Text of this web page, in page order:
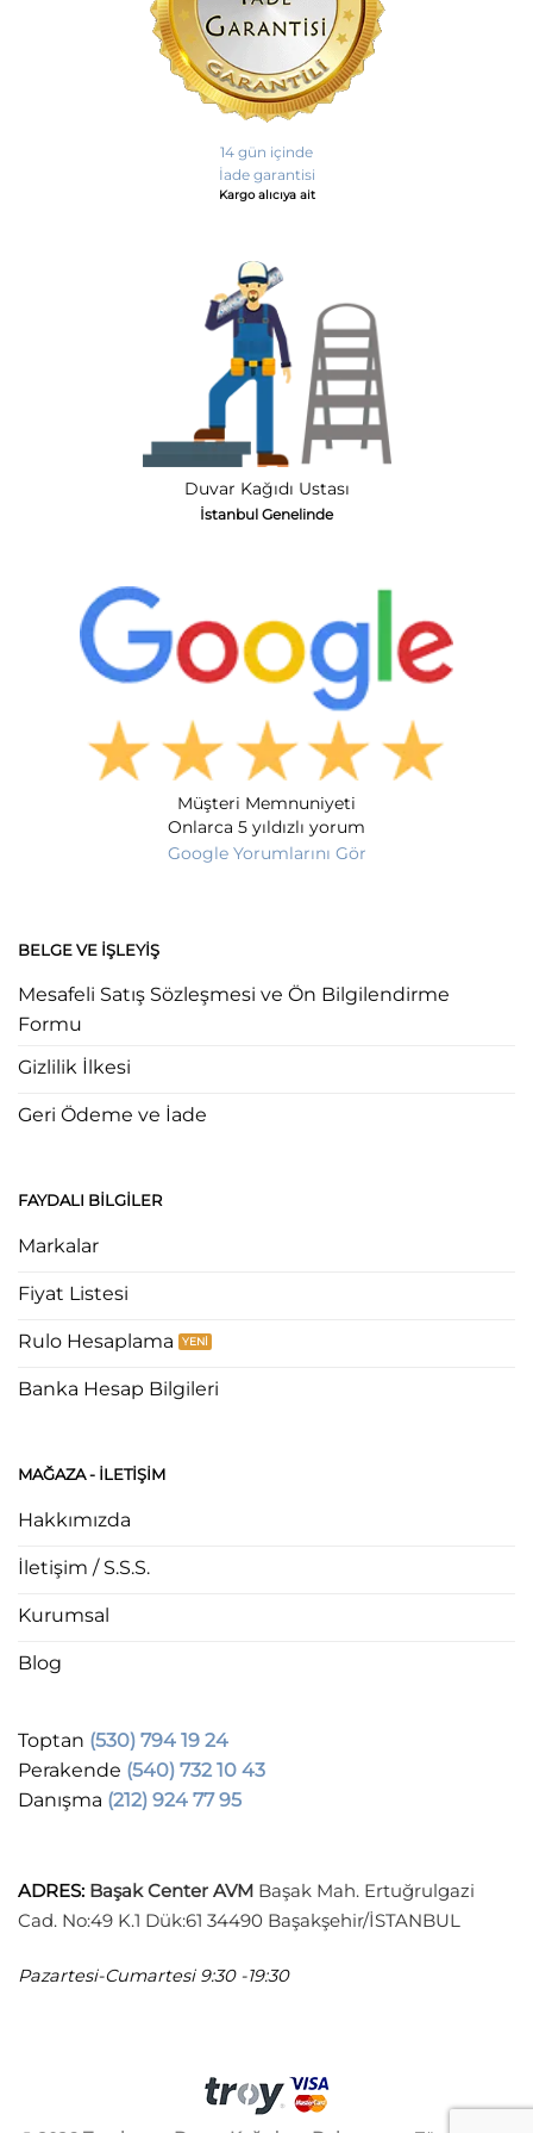
14 gün içinde
İade garantisi
Kargo alıcıya ait
Duvar Kağıdı Ustası
İstanbul Genelinde
Müşteri Memnuniyeti
Onlarca 5 yıldızlı yorum
Google Yorumlarını Gör
BELGE VE İŞLEYIŞ
Mesafeli Satış Sözleşmesi ve Ön Bilgilendirme
Formu
Gizlilik İlkesi
Geri Ödeme ve İade
FAYDALI BILGILER
Markalar
Fiyat Listesi
Rulo Hesaplama
Banka Hesap Bilgileri
MAĞAZA - ILETIŞIM
Hakkımızda
İletişim / S.S.S.
Kurumsal
Blog
Toptan (530) 794 19 24
Perakende (540) 732 10 43
Danışma (212) 924 77 95
ADRES: Başak Center AVM Başak Mah. Ertuğrulgazi
Cad. No:49 K.1 Dük:61 34490 Başakşehir/İSTANBUL
Pazartesi-Cumartesi 9:30 -19:30